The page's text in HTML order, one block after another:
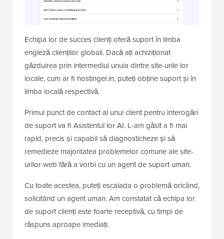
Echipa lor de succes clienți oferă suport în limba
engleză clienților globali. Dacă ați achiziționat
găzduirea prin intermediul unuia dintre site-urile lor
locale, cum ar fi hostinger.in, puteți obține suport și în
limba locală respectivă.
Primul punct de contact al unui client pentru interogări
de suport va fi Asistentul lor AI. L-am găsit a fi mai
rapid, precis și capabil să diagnosticheze și să
remedieze majoritatea problemelor comune ale site-
urilor web fără a vorbi cu un agent de suport uman.
Cu toate acestea, puteți escalada o problemă oricând,
solicitând un agent uman. Am constatat că echipa lor
de suport clienți este foarte receptivă, cu timpi de
răspuns aproape imediați.